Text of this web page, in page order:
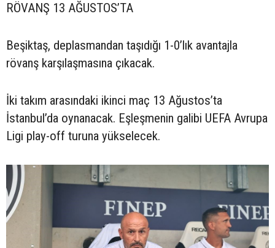
RÖVANŞ 13 AĞUSTOS’TA
Beşiktaş, deplasmandan taşıdığı 1-0’lık avantajla
rövanş karşılaşmasına çıkacak.
İki takım arasındaki ikinci maç 13 Ağustos’ta
İstanbul’da oynanacak. Eşleşmenin galibi UEFA Avrupa
Ligi play-off turuna yükselecek.